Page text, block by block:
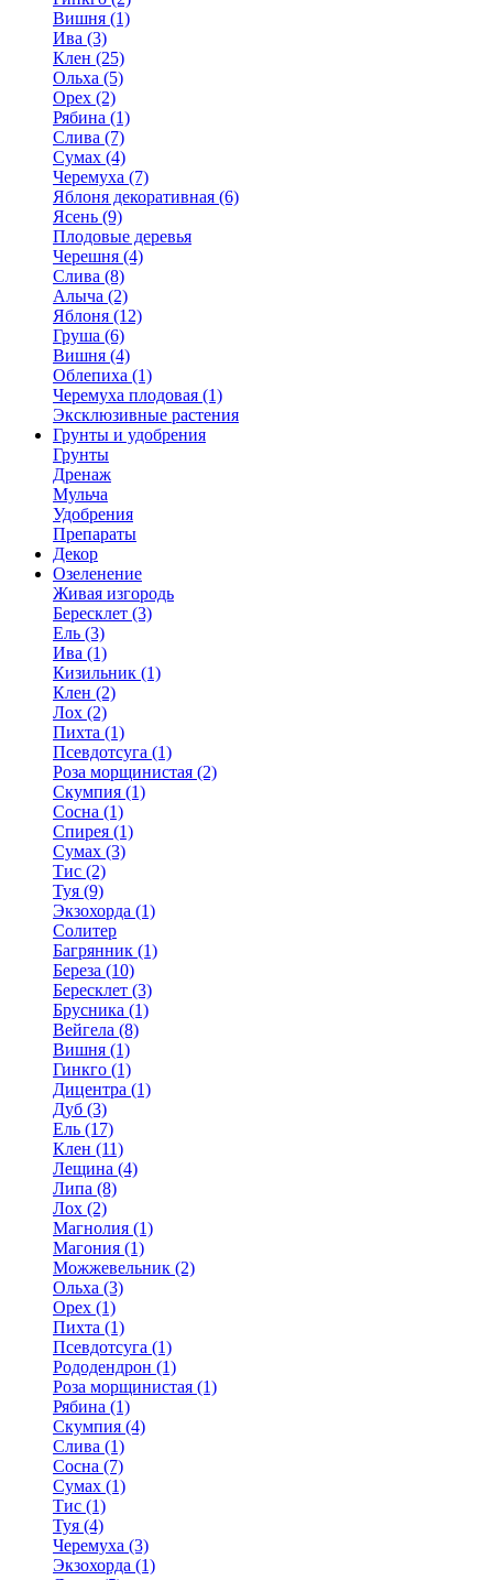
Вишня (1)
Ива (3)
Клен (25)
Ольха (5)
Орех (2)
Рябина (1)
Слива (7)
Сумах (4)
Черемуха (7)
Яблоня декоративная (6)
Ясень (9)
Плодовые деревья
Черешня (4)
Слива (8)
Алыча (2)
Яблоня (12)
Груша (6)
Вишня (4)
Облепиха (1)
Черемуха плодовая (1)
Эксклюзивные растения
Грунты и удобрения
Грунты
Дренаж
Мульча
Удобрения
Препараты
Декор
Озеленение
Живая изгородь
Бересклет (3)
Ель (3)
Ива (1)
Кизильник (1)
Клен (2)
Лох (2)
Пихта (1)
Псевдотсуга (1)
Роза морщинистая (2)
Скумпия (1)
Сосна (1)
Спирея (1)
Сумах (3)
Тис (2)
Туя (9)
Экзохорда (1)
Солитер
Багрянник (1)
Береза (10)
Бересклет (3)
Брусника (1)
Вейгела (8)
Вишня (1)
Гинкго (1)
Дицентра (1)
Дуб (3)
Ель (17)
Клен (11)
Лещина (4)
Липа (8)
Лох (2)
Магнолия (1)
Магония (1)
Можжевельник (2)
Ольха (3)
Орех (1)
Пихта (1)
Псевдотсуга (1)
Рододендрон (1)
Роза морщинистая (1)
Рябина (1)
Скумпия (4)
Слива (1)
Сосна (7)
Сумах (1)
Тис (1)
Туя (4)
Черемуха (3)
Экзохорда (1)